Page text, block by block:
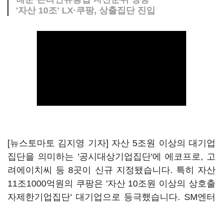
'자산 10조' LX·쿠팡, 상출집단 진입
[뉴스토마토 김지영 기자] 자산 5조원 이상의 대기업
집단을 의미하는 '공시대상기업집단'에 에코프로, 고
려에이치씨 등 8곳이 신규 지정됐습니다. 특히 자산
11조1000억원의 쿠팡은 '자산 10조원 이상의 상호출
자제한기업집단' 대기업으로 등극했습니다. SM엔터